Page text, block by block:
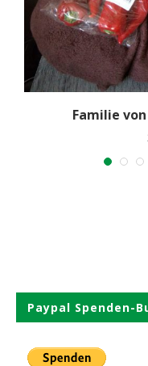
Familie
Paypal Spenden-